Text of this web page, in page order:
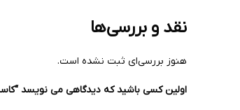
نقد و بررسی‌ها
هنوز بررسی‌ای ثبت نشده است.
اولین کسی باشید که دیدگاهی می نویسد “کاسه 10